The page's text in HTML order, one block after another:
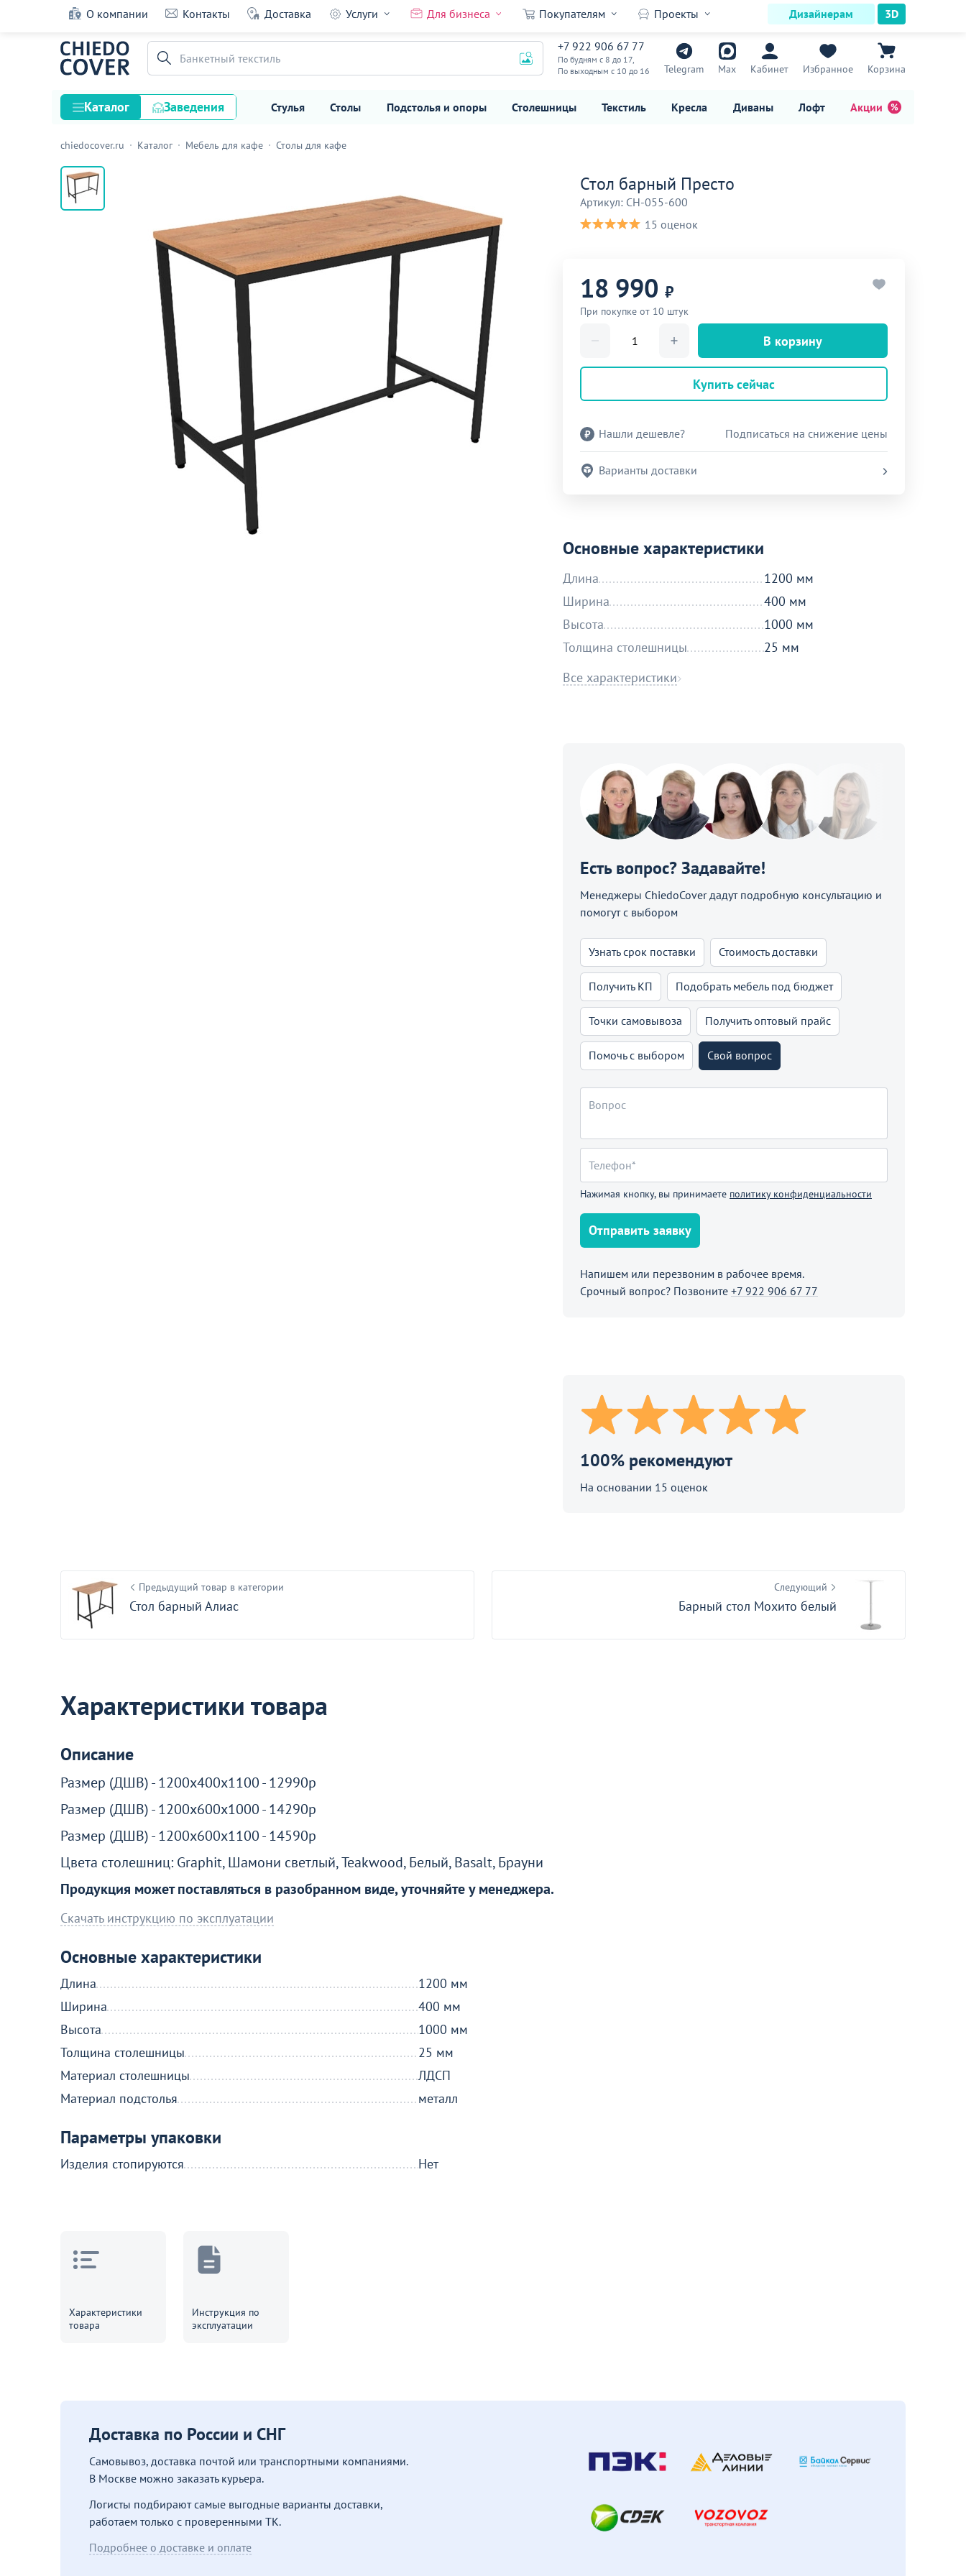
О компании Контакты Доставка Услуги Для бизнеса Покупателям Проекты Дизайнерам 3D
+7 922 906 67 77
По будням с 8 до 17,
По выходным с 10 до 16
Telegram Max Кабинет Избранное Корзина
Банкетный текстиль
Каталог Заведения Стулья Столы Подстолья и опоры Столешницы Текстиль Кресла Диваны Лофт Акции
Стулья
Столы
Гостиницы и отели
Мебель для хранения
Стол барный Престо
15 оценок
18 990
chiedocover.ru Каталог Мебель для кафе Столы для кафе
Стол барный Престо
Артикул: CH-055-600
15 оценок
18 990 ₽
При покупке от 10 штук
В корзину
Купить сейчас
Нашли дешевле? Подписаться на снижение цены
Варианты доставки
Основные характеристики
Длина
1200 мм
Ширина
400 мм
Высота
1000 мм
Толщина столешницы
25 мм
Все характеристики
Есть вопрос? Задавайте!
Менеджеры ChiedoCover дадут подробную консультацию и
помогут с выбором
Узнать срок поставки Стоимость доставки
Получить КП Подобрать мебель под бюджет
Точки самовывоза Получить оптовый прайс
Помочь с выбором Свой вопрос
Нажимая кнопку, вы принимаете политику конфиденциальности
Отправить заявку
Напишем или перезвоним в рабочее время.
Срочный вопрос? Позвоните +7 922 906 67 77
100% рекомендуют
На основании 15 оценок
Предыдущий товар в категории
Стол барный Алиас
Следующий
Барный стол Мохито белый
Характеристики товара
Описание
Размер (ДШВ) - 1200x400x1100 - 12990р
Размер (ДШВ) - 1200x600x1000 - 14290р
Размер (ДШВ) - 1200x600x1100 - 14590р
Цвета столешниц: Graphit, Шамони светлый, Teakwood, Белый, Basalt, Брауни
Продукция может поставляться в разобранном виде, уточняйте у менеджера.
Скачать инструкцию по эксплуатации
Основные характеристики
Длина
1200 мм
Ширина
400 мм
Высота
1000 мм
Толщина столешницы
25 мм
Материал столешницы
ЛДСП
Материал подстолья
металл
Параметры упаковки
Изделия стопируются Нет
Характеристики
товара
Инструкция по
эксплуатации
Доставка по России и СНГ
Самовывоз, доставка почтой или транспортными компаниями.
В Москве можно заказать курьера.
Логисты подбирают самые выгодные варианты доставки,
работаем только с проверенными ТК.
Подробнее о доставке и оплате
Продолжить покупки
Акции для вас
Перейдите, чтобы узнать подробности
Больше не показывать это окно